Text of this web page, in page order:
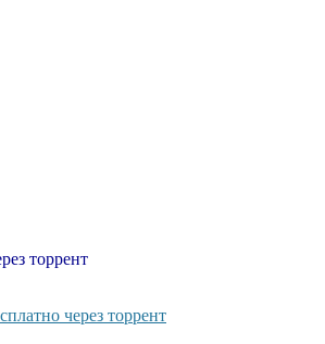
торрент
через торрент